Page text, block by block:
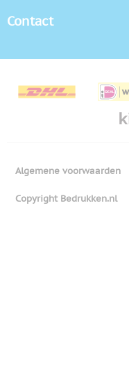
Contact
Algemene voorwaarden
Copyright Bedrukken.nl